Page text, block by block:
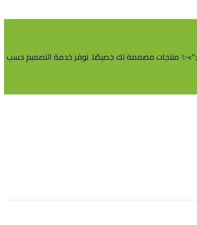
<marquee direction="right" scrollamount="5" style="background-color: black; color: white; padding: 5px 0; font-weight: bold; font-size: 15px;">✨ منتجات مصممة لك خصيصًا. نوفر خدمة التصميم حسب